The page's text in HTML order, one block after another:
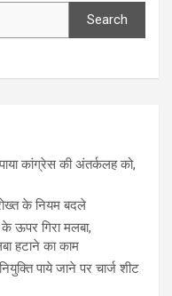
Search
कांग्रेस की अंतर्कलह को,
के नियम बदले
ऊपर गिरा मलबा,
हटाने का काम
पाये जाने पर चार्ज शीट